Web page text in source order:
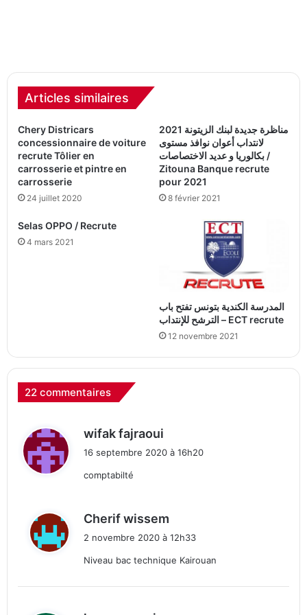
Articles similaires
Chery Districars
concessionnaire de voiture
recrute Tôlier en
carrosserie et pintre en
carrosserie
24 juillet 2020
2021 مناظرة جديدة لبنك الزيتونة
لانتداب أعوان نوافذ مستوى
بكالوريا و عديد الاختصاصات /
Zitouna Banque recrute
pour 2021
8 février 2021
Selas OPPO / Recrute
4 mars 2021
المدرسة الكندية بتونس تفتح باب
الترشح للإنتداب – ECT recrute
12 novembre 2021
22 commentaires
wifak fajraoui
16 septembre 2020 à 16h20
comptabilté
Cherif wissem
2 novembre 2020 à 12h33
Niveau bac technique Kairouan